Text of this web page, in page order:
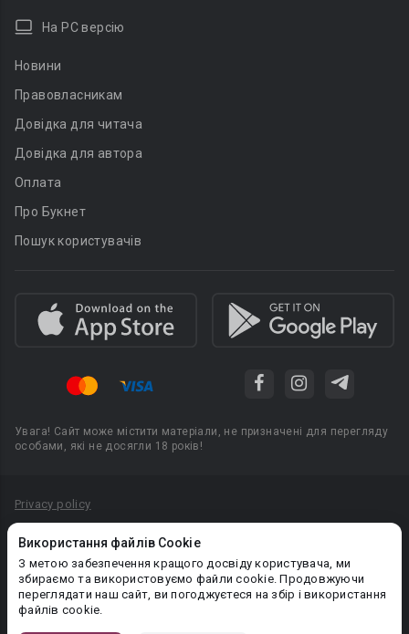
Використання файлів Cookie
З метою забезпечення кращого досвіду користувача, ми
збираємо та використовуємо файли cookie. Продовжуючи
переглядати наш сайт, ви погоджуєтеся на збір і використання
файлів cookie.
На PC версію
Новини
Правовласникам
Довідка для читача
Довідка для автора
Оплата
Про Букнет
Пошук користувачів
Увага! Сайт може містити матеріали, не призначені для перегляду
особами, які не досягли 18 років!
Privacy policy
Політика конфіденційності
Правила публікації авторського контенту
PR-вiддiл: pr@booknet.com